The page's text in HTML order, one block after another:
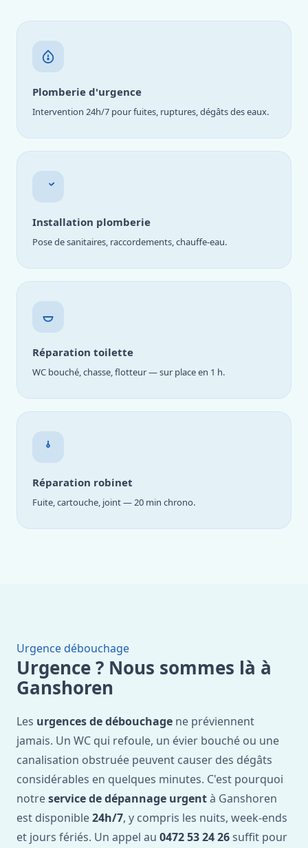
Plomberie d'urgence
Intervention 24h/7 pour fuites, ruptures, dégâts des eaux.
Installation plomberie
Pose de sanitaires, raccordements, chauffe-eau.
Réparation toilette
WC bouché, chasse, flotteur — sur place en 1 h.
Réparation robinet
Fuite, cartouche, joint — 20 min chrono.
Urgence débouchage
Urgence ? Nous sommes là à
Ganshoren
Les urgences de débouchage ne préviennent
jamais. Un WC qui refoule, un évier bouché ou une
canalisation obstruée peuvent causer des dégâts
considérables en quelques minutes. C'est pourquoi
notreservice de dépannage urgentà Ganshoren
est disponible24h/7, y compris les nuits, week-ends
et jours fériés. Un appel au 0472 53 24 26 suffit pour